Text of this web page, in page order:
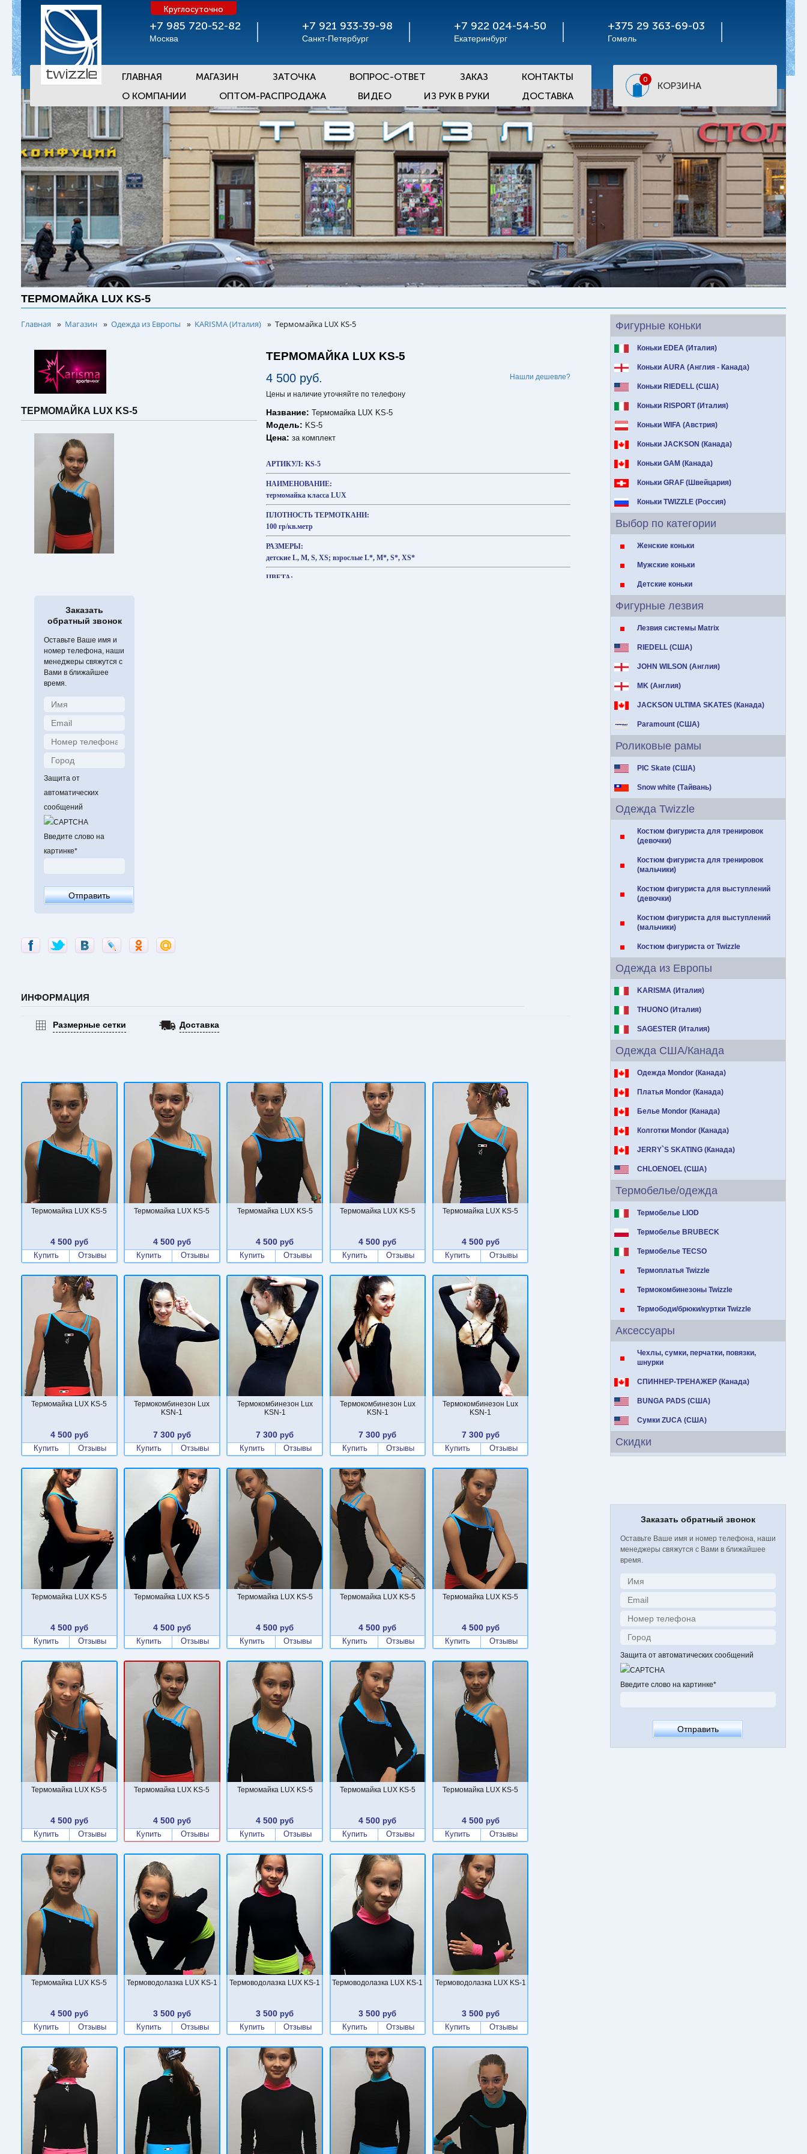
+7 985 720-52-82
Москва
Круглосуточно
+7 921 933-39-98
Санкт-Петербург
+7 922 024-54-50
Екатеринбург
+375 29 363-69-03
Гомель
ГЛАВНАЯ МАГАЗИН ЗАТОЧКА ВОПРОС-ОТВЕТ ЗАКАЗ
КОНТАКТЫ
О КОМПАНИИ
ОПТОМ-РАСПРОДАЖА ВИДЕО ИЗ РУК В РУКИ ДОСТАВКА
0
КОРЗИНА
ТЕРМОМАЙКА LUX KS-5
Фигурные коньки
Коньки EDEA (Италия)
Коньки AURA (Англия - Канада)
Коньки RIEDELL (США)
Коньки RISPORT (Италия)
Коньки WIFA (Австрия)
Коньки JACKSON (Канада)
Коньки GAM (Канада)
Коньки GRAF (Швейцария)
Коньки TWIZZLE (Россия)
Выбор по категории
Женские коньки
Мужские коньки
Детские коньки
Фигурные лезвия
Лезвия системы Matrix
RIEDELL (США)
JOHN WILSON (Англия)
MK (Англия)
JACKSON ULTIMA SKATES (Канада)
Paramount (США)
Роликовые рамы
PIC Skate (США)
Snow white (Тайвань)
Одежда Twizzle
Костюм фигуриста для тренировок
(девочки)
Костюм фигуриста для тренировок
(мальчики)
Костюм фигуриста для выступлений
(девочки)
Костюм фигуриста для выступлений
(мальчики)
Костюм фигуриста от Twizzle
Одежда из Европы
KARISMA (Италия)
THUONO (Италия)
SAGESTER (Италия)
Одежда США/Канада
Одежда Mondor (Канада)
Платья Mondor (Канада)
Белье Mondor (Канада)
Колготки Mondor (Канада)
JERRY`S SKATING (Канада)
CHLOENOEL (США)
Термобелье/одежда
Термобелье LIOD
Термобелье BRUBECK
Термобелье TECSO
Термоплатья Twizzle
Термокомбинезоны Twizzle
Термободи/брюки/куртки Twizzle
Аксессуары
Чехлы, сумки, перчатки, повязки,
шнурки
СПИННЕР-ТРЕНАЖЕР (Канада)
BUNGA PADS (США)
Сумки ZUCA (США)
Скидки
Заказать обратный звонок
Оставьте Ваше имя и номер телефона, наши
менеджеры свяжутся с Вами в ближайшее
время.
Защита от автоматических сообщений
Введите слово на картинке*
Главная » Магазин » Одежда из Европы » KARISMA (Италия) » Термомайка LUX KS-5
ТЕРМОМАЙКА LUX KS-5
Заказать
обратный звонок
Оставьте Ваше имя и
номер телефона, наши
менеджеры свяжутся с
Вами в ближайшее
время.
Защита от
автоматических
сообщений
Введите слово на
картинке*
ТЕРМОМАЙКА LUX KS-5
4 500 руб. Нашли дешевле?
Цены и наличие уточняйте по телефону
Название:Термомайка LUX KS-5
Модель: KS-5
Цена:за комплект
АРТИКУЛ: KS-5
НАИМЕНОВАНИЕ:
термомайка класса LUX
ПЛОТНОСТЬ ТЕРМОТКАНИ:
100 гр/кв.метр
РАЗМЕРЫ:
детские L, M, S, XS; взрослые L*, M*, S*, XS*
ЦВЕТА:
ИНФОРМАЦИЯ
Размерные сетки Доставка
Термомайка LUX KS-5
4 500руб
Купить
Отзывы
Термомайка LUX KS-5
4 500руб
Купить
Отзывы
Термомайка LUX KS-5
4 500 руб
Купить
Отзывы
Термомайка LUX KS-5
4 500 руб
Купить
Отзывы
Термомайка LUX KS-5
4 500руб
Купить
Отзывы
Термомайка LUX KS-5
4 500руб
Купить
Отзывы
Термокомбинезон Lux
KSN-1
7 300руб
Купить
Отзывы
Термокомбинезон Lux
KSN-1
7 300 руб
Купить
Отзывы
Термокомбинезон Lux
KSN-1
7 300 руб
Купить
Отзывы
Термокомбинезон Lux
KSN-1
7 300руб
Купить
Отзывы
Термомайка LUX KS-5
4 500руб
Купить
Отзывы
Термомайка LUX KS-5
4 500руб
Купить
Отзывы
Термомайка LUX KS-5
4 500 руб
Купить
Отзывы
Термомайка LUX KS-5
4 500 руб
Купить
Отзывы
Термомайка LUX KS-5
4 500руб
Купить
Отзывы
Термомайка LUX KS-5
4 500руб
Купить
Отзывы
Термомайка LUX KS-5
4 500руб
Купить
Отзывы
Термомайка LUX KS-5
4 500 руб
Купить
Отзывы
Термомайка LUX KS-5
4 500 руб
Купить
Отзывы
Термомайка LUX KS-5
4 500руб
Купить
Отзывы
Термомайка LUX KS-5
4 500руб
Купить
Отзывы
Термоводолазка LUX KS-1
3 500руб
Купить
Отзывы
Термоводолазка LUX KS-1
3 500 руб
Купить
Отзывы
Термоводолазка LUX KS-1
3 500 руб
Купить
Отзывы
Термоводолазка LUX KS-1
3 500руб
Купить
Отзывы